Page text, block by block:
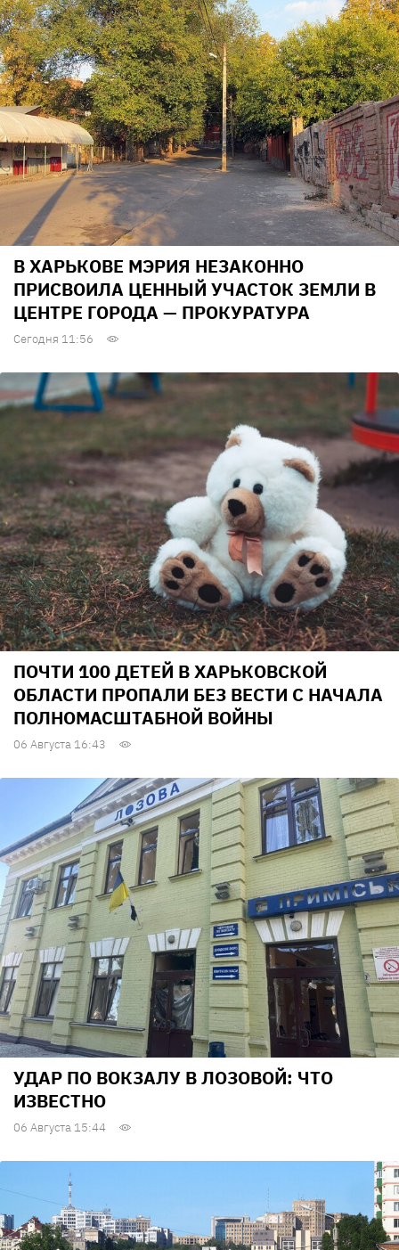
В ХАРЬКОВЕ МЭРИЯ НЕЗАКОННО
ПРИСВОИЛА ЦЕННЫЙ УЧАСТОК ЗЕМЛИ В
ЦЕНТРЕ ГОРОДА — ПРОКУРАТУРА
Сегодня 11:56
ПОЧТИ 100 ДЕТЕЙ В ХАРЬКОВСКОЙ
ОБЛАСТИ ПРОПАЛИ БЕЗ ВЕСТИ С НАЧАЛА
ПОЛНОМАСШТАБНОЙ ВОЙНЫ
06 Августа 16:43
УДАР ПО ВОКЗАЛУ В ЛОЗОВОЙ: ЧТО
ИЗВЕСТНО
06 Августа 15:44